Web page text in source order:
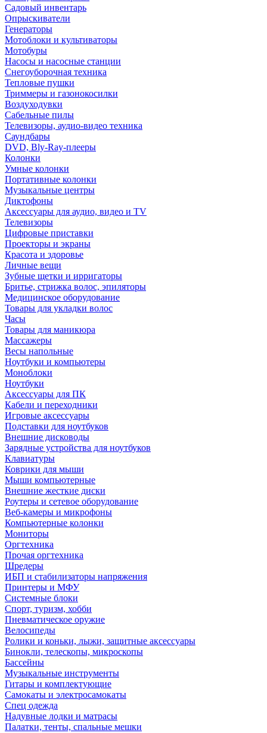
Садовый инвентарь
Опрыскиватели
Генераторы
Мотоблоки и культиваторы
Мотобуры
Насосы и насосные станции
Снегоуборочная техника
Тепловые пушки
Триммеры и газонокосилки
Воздуходувки
Сабельные пилы
Телевизоры, аудио-видео техника
Саундбары
DVD, Bly-Ray-плееры
Колонки
Умные колонки
Портативные колонки
Музыкальные центры
Диктофоны
Аксессуары для аудио, видео и TV
Телевизоры
Цифровые приставки
Проекторы и экраны
Красота и здоровье
Личные вещи
Зубные щетки и ирригаторы
Бритье, стрижка волос, эпиляторы
Медицинское оборудование
Товары для укладки волос
Часы
Товары для маникюра
Массажеры
Весы напольные
Ноутбуки и компьютеры
Моноблоки
Ноутбуки
Аксессуары для ПК
Кабели и переходники
Игровые аксессуары
Подставки для ноутбуков
Внешние дисководы
Зарядные устройства для ноутбуков
Клавиатуры
Коврики для мыши
Мыши компьютерные
Внешние жесткие диски
Роутеры и сетевое оборудование
Веб-камеры и микрофоны
Компьютерные колонки
Мониторы
Оргтехника
Прочая оргтехника
Шредеры
ИБП и стабилизаторы напряжения
Принтеры и МФУ
Системные блоки
Спорт, туризм, хобби
Пневматическое оружие
Велосипеды
Ролики и коньки, лыжи, защитные аксессуары
Бинокли, телескопы, микроскопы
Бассейны
Музыкальные инструменты
Гитары и комплектующие
Самокаты и электросамокаты
Спец одежда
Надувные лодки и матрасы
Палатки, тенты, спальные мешки